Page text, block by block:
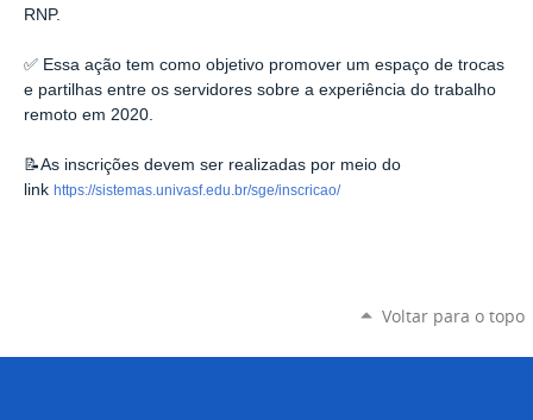
RNP.
✅ Essa ação tem como objetivo promover um espaço de trocas
e partilhas entre os servidores sobre a experiência do trabalho
remoto em 2020.
📝As inscrições devem ser realizadas por meio do
link https://sistemas.univasf.edu.br/sge/inscricao/
Voltar para o topo